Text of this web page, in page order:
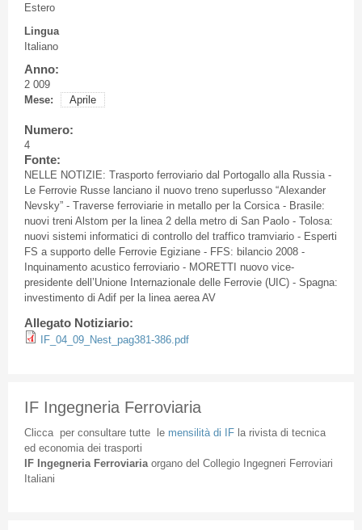
Estero
Lingua
Italiano
Anno:
2 009
Mese:
Aprile
Numero:
4
Fonte:
NELLE NOTIZIE: Trasporto ferroviario dal Portogallo allaRussia -
Le Ferrovie Russe lanciano il nuovo treno superlusso“Alexander
Nevsky”- Traverse ferroviariein metalloper la Corsica - Brasile:
nuovi treni Alstom per la linea2 dellametro di San Paolo - Tolosa:
nuovi sistemi informatici di controllodel traffico tramviario- Esperti
FS a supporto delle Ferrovie Egiziane- FFS: bilancio2008 -
Inquinamento acustico ferroviario- MORETTI nuovo vice-
presidente dell’Unione Internazionale delle Ferrovie(UIC) - Spagna:
investimento di Adifper la linea aereaAV
Allegato Notiziario:
IF_04_09_Nest_pag381-386.pdf
IF Ingegneria Ferroviaria
Cliccaper consultare tuttele mensilità di IFla rivista di tecnica
ed economia dei trasporti
IF Ingegneria Ferroviaria organodel Collegio Ingegneri Ferroviari
Italiani